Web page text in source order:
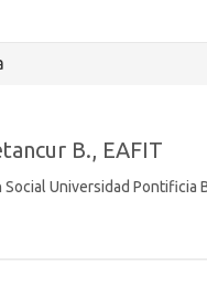
B., EAFIT
Universidad Pontificia